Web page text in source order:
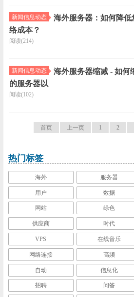
新闻信息动态
海外服务器：如何降低
络成本？
阅读(214)
新闻信息动态
海外服务器缩减 - 如何
的服务器以
阅读(102)
首页 上一页 1 2
热门标签
海外 服务器
用户 数据
网站 绿色
供应商 时代
VPS 在线音乐
网络连接 高频
自动 信息化
招聘 问答